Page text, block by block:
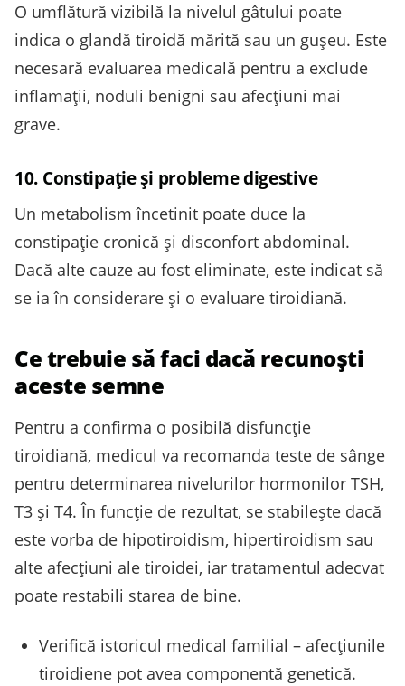
O umflătură vizibilă la nivelul gâtului poate
indica o glandă tiroidă mărită sau un gușeu. Este
necesară evaluarea medicală pentru a exclude
inflamații, noduli benigni sau afecțiuni mai
grave.
10. Constipație și probleme digestive
Un metabolism încetinit poate duce la
constipație cronică și disconfort abdominal.
Dacă alte cauze au fost eliminate, este indicat să
se ia în considerare și o evaluare tiroidiană.
Ce trebuie să faci dacă recunoști
aceste semne
Pentru a confirma o posibilă disfuncție
tiroidiană, medicul va recomanda teste de sânge
pentru determinarea nivelurilor hormonilor TSH,
T3 și T4. În funcție de rezultat, se stabilește dacă
este vorba de hipotiroidism, hipertiroidism sau
alte afecțiuni ale tiroidei, iar tratamentul adecvat
poate restabili starea de bine.
Verifică istoricul medical familial – afecțiunile
tiroidiene pot avea componentă genetică.